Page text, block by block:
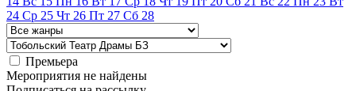
24 Ср 25 Чт 26 Пт 27 Сб 28
Премьера
Мероприятия не найдены